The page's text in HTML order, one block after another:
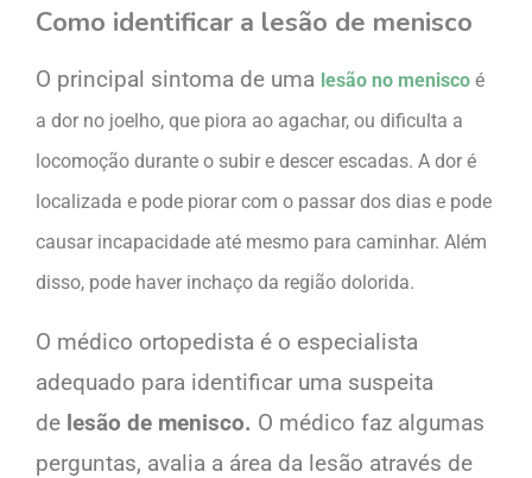
Como identificar a lesão de menisco
O principal sintoma de uma lesão no menisco é
a dor no joelho, que piora ao agachar, ou dificulta a
locomoção durante o subir e descer escadas. A dor é
localizada e pode piorar com o passar dos dias e pode
causar incapacidade até mesmo para caminhar. Além
disso, pode haver inchaço da região dolorida.
O médico ortopedista é o especialista
adequado para identificar uma suspeita
de lesão de menisco. O médico faz algumas
perguntas, avalia a área da lesão através de